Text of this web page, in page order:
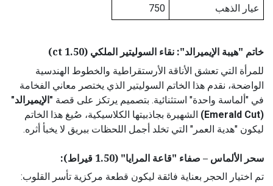
عيار الذهب
750
خاتم "هيبة الإيميرالد": نقاء السوليتير الملكي (1.50 ct)
للمرأة التي تعشق الأناقة الأرستقراطية والخطوط الهندسية
الواضحة، نقدم هذا الخاتم السوليتير الذي يختصر معاني الفخامة
في "ألماسة واحدة" استثنائية. بتصميم يرتكز على قصة "الإيميرالد"
(Emerald Cut)
الشهيرة بجاذبيتها الكلاسيكية، صُيغ هذا الخاتم
ليكون "هدية العمر" التي تخلد أجمل اللحظات ببريق لا يخبأ أثره.
سحر الألماس – صفاء "قاعة المرايا" (1.50 قيراط):
تم اختيار الحجر بعناية فائقة ليكون قطعة مركزية تأسر القلوب: